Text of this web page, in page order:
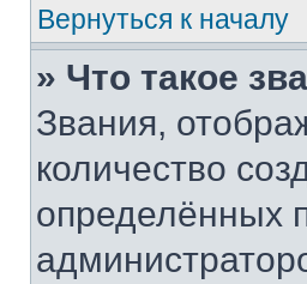
Вернуться к началу
» Что такое
Звания,
количество
определённых